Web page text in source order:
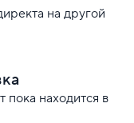
на другой
пока находится в